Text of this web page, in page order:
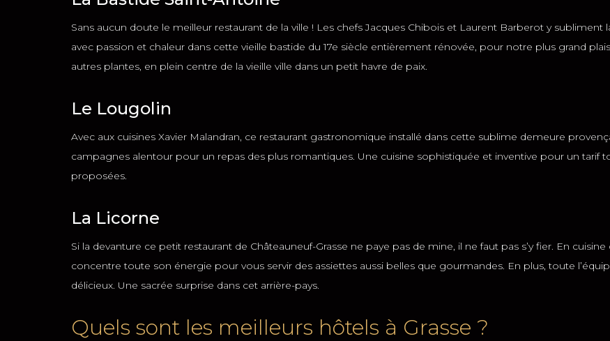
Sans aucun doute le meilleur restaurant de la ville ! Les chefs Jacques Chibois et Laurent Barberot y
avec passion et chaleur dans cette vieille bastide du 17e siècle entièrement rénovée, pour notre plus grand
autres plantes, en plein centre de la vieille ville dans un petit havre de paix.
Le Lougolin
Avec aux cuisines Xavier Malandran, ce restaurant gastronomique installé dans cette sublime demeure
campagnes alentour pour un repas des plus romantiques. Une cuisine sophistiquée et inventive pour un tarif
proposées.
La Licorne
Si la devanture ce petit restaurant de Châteauneuf-Grasse ne paye pas de mine, il ne faut pas s’y fier. En
concentre toute son énergie pour vous servir des assiettes aussi belles que gourmandes. En plus, toute
délicieux. Une sacrée surprise dans cet arrière-pays.
Quels sont les meilleurs hôtels à Grasse ?